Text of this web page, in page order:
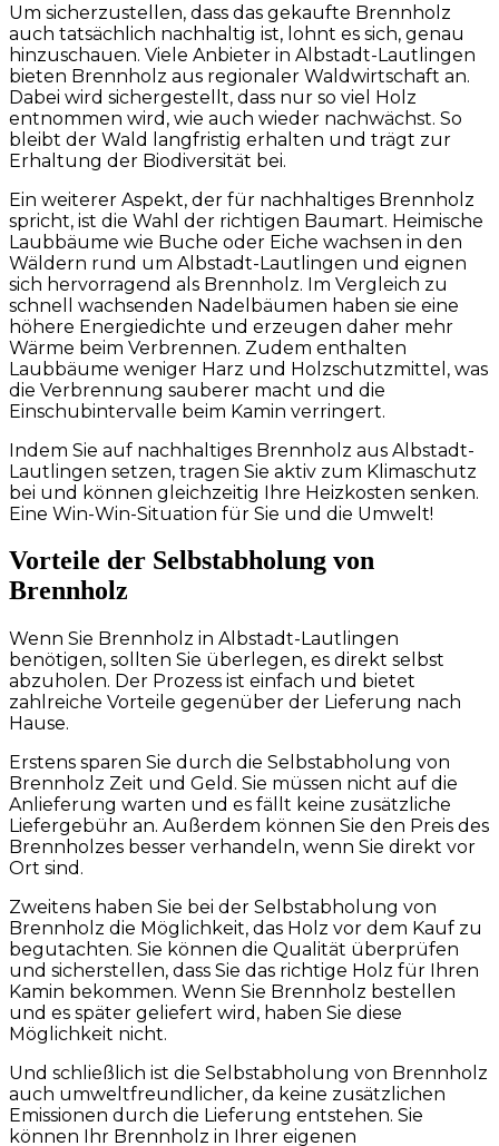
Um sicherzustellen, dass das gekaufte Brennholz
auch tatsächlich nachhaltig ist, lohnt es sich, genau
hinzuschauen. Viele Anbieter in Albstadt-Lautlingen
bieten Brennholz aus regionaler Waldwirtschaft an.
Dabei wird sichergestellt, dass nur so viel Holz
entnommen wird, wie auch wieder nachwächst. So
bleibt der Wald langfristig erhalten und trägt zur
Erhaltung der Biodiversität bei.
Ein weiterer Aspekt, der für nachhaltiges Brennholz
spricht, ist die Wahl der richtigen Baumart. Heimische
Laubbäume wie Buche oder Eiche wachsen in den
Wäldern rund um Albstadt-Lautlingen und eignen
sich hervorragend als Brennholz. Im Vergleich zu
schnell wachsenden Nadelbäumen haben sie eine
höhere Energiedichte und erzeugen daher mehr
Wärme beim Verbrennen. Zudem enthalten
Laubbäume weniger Harz und Holzschutzmittel, was
die Verbrennung sauberer macht und die
Einschubintervalle beim Kamin verringert.
Indem Sie auf nachhaltiges Brennholz aus Albstadt-
Lautlingen setzen, tragen Sie aktiv zum Klimaschutz
bei und können gleichzeitig Ihre Heizkosten senken.
Eine Win-Win-Situation für Sie und die Umwelt!
Vorteile der Selbstabholung von
Brennholz
Wenn Sie Brennholz in Albstadt-Lautlingen
benötigen, sollten Sie überlegen, es direkt selbst
abzuholen. Der Prozess ist einfach und bietet
zahlreiche Vorteile gegenüber der Lieferung nach
Hause.
Erstens sparen Sie durch die Selbstabholung von
Brennholz Zeit und Geld. Sie müssen nicht auf die
Anlieferung warten und es fällt keine zusätzliche
Liefergebühr an. Außerdem können Sie den Preis des
Brennholzes besser verhandeln, wenn Sie direkt vor
Ort sind.
Zweitens haben Sie bei der Selbstabholung von
Brennholz die Möglichkeit, das Holz vor dem Kauf zu
begutachten. Sie können die Qualität überprüfen
und sicherstellen, dass Sie das richtige Holz für Ihren
Kamin bekommen. Wenn Sie Brennholz bestellen
und es später geliefert wird, haben Sie diese
Möglichkeit nicht.
Und schließlich ist die Selbstabholung von Brennholz
auch umweltfreundlicher, da keine zusätzlichen
Emissionen durch die Lieferung entstehen. Sie
können Ihr Brennholz in Ihrer eigenen